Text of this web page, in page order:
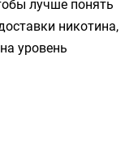
лучше понять
никотина,
уровень